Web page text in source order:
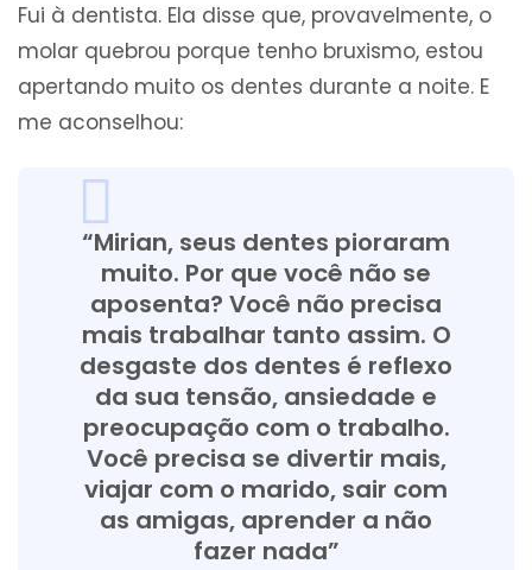
Fui à dentista. Ela disse que, provavelmente, o
molar quebrou porque tenho bruxismo, estou
apertando muito os dentes durante a noite. E
me aconselhou:
“Mirian, seus dentes pioraram
muito. Por que você não se
aposenta? Você não precisa
mais trabalhar tanto assim. O
desgaste dos dentes é reflexo
da sua tensão, ansiedade e
preocupação com o trabalho.
Você precisa se divertir mais,
viajar com o marido, sair com
as amigas, aprender a não
fazer nada”